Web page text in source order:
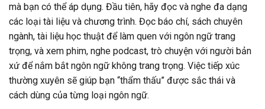
mà bạn có thể áp dụng. Đầu tiên, hãy đọc và nghe đa dạng
các loại tài liệu và chương trình. Đọc báo chí, sách chuyên
ngành, tài liệu học thuật để làm quen với ngôn ngữ trang
trọng, và xem phim, nghe podcast, trò chuyện với người bản
xứ để nắm bắt ngôn ngữ không trang trọng. Việc tiếp xúc
thường xuyên sẽ giúp bạn “thẩm thấu” được sắc thái và
cách dùng của từng loại ngôn ngữ.